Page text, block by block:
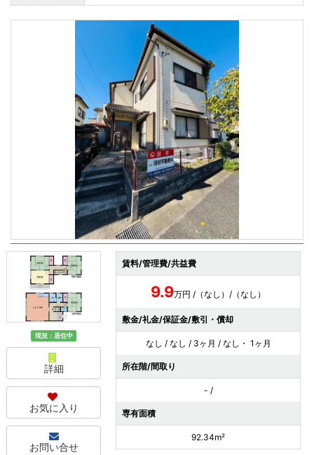
現況：居住中
詳細
お気に入り
お問い合せ
賃料/管理費/共益費
9.9万円 /（なし）/（なし）
敷金/礼金/保証金/敷引・償却
なし / なし / 3ヶ月 / なし・ 1ヶ月
所在階/間取り
- /
専有面積
92.34m²